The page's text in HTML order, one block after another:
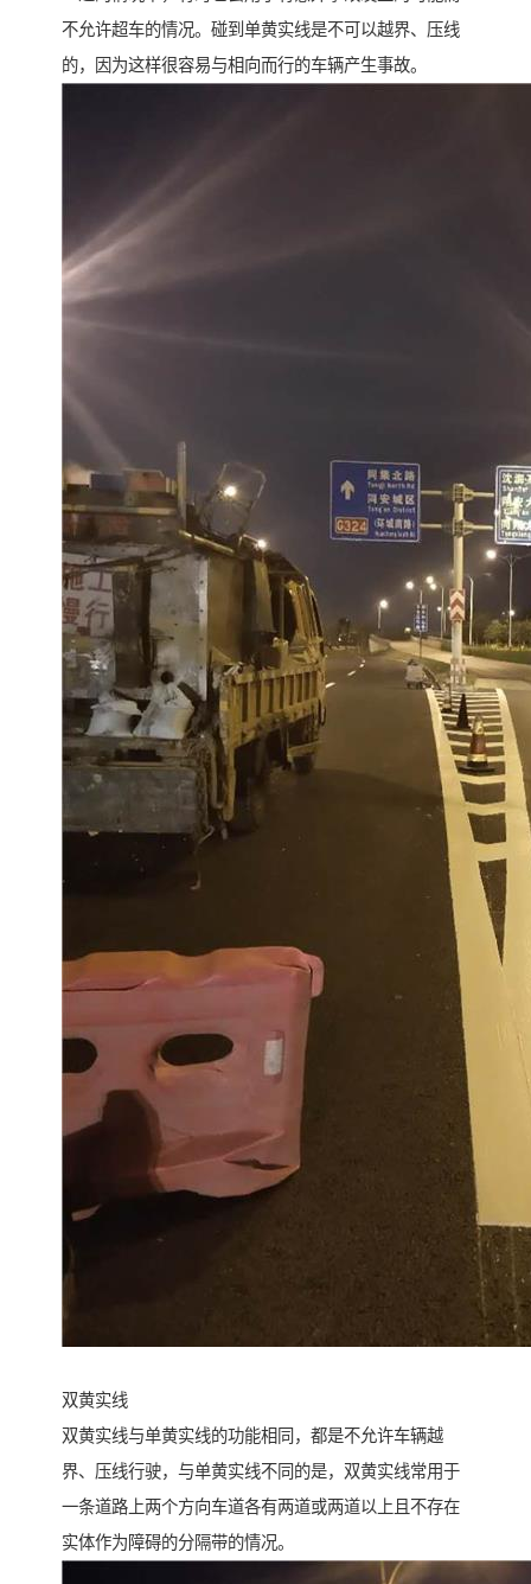
不允许超车的情况。碰到单黄实线是不可以越界、压线
的，因为这样很容易与相向而行的车辆产生事故。
双黄实线
双黄实线与单黄实线的功能相同，都是不允许车辆越
界、压线行驶，与单黄实线不同的是，双黄实线常用于
一条道路上两个方向车道各有两道或两道以上且不存在
实体作为障碍的分隔带的情况。